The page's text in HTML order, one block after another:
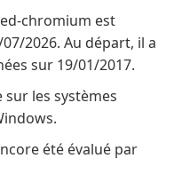
chromium est
2026. Au départ, il a
sur 19/01/2017.
sur les systèmes
été évalué par